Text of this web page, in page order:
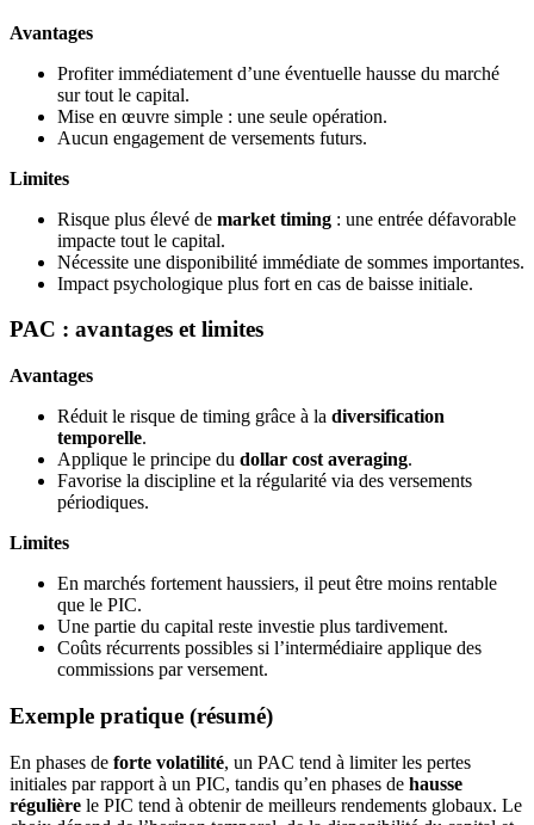
Avantages
Profiter immédiatement d’une éventuelle hausse du marché
sur tout le capital.
Mise en œuvre simple : une seule opération.
Aucun engagement de versements futurs.
Limites
Risque plus élevé de market timing : une entrée défavorable
impacte tout le capital.
Nécessite une disponibilité immédiate de sommes importantes.
Impact psychologique plus fort en cas de baisse initiale.
PAC : avantages et limites
Avantages
Réduit le risque de timing grâce à la diversification
temporelle.
Applique le principe du dollar cost averaging.
Favorise la discipline et la régularité via des versements
périodiques.
Limites
En marchés fortement haussiers, il peut être moins rentable
que le PIC.
Une partie du capital reste investie plus tardivement.
Coûts récurrents possibles si l’intermédiaire applique des
commissions par versement.
Exemple pratique (résumé)
En phases de forte volatilité, un PAC tend à limiter les pertes
initiales par rapport à un PIC, tandis qu’en phases de hausse
régulière le PIC tend à obtenir de meilleurs rendements globaux. Le